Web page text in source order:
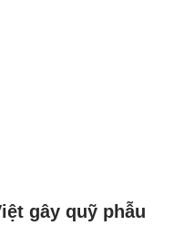
gây quỹ phẫu